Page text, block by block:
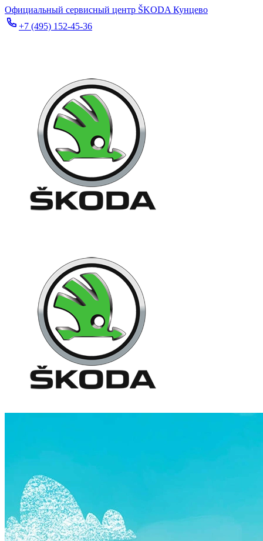
Официальный сервисный центр ŠKODA Кунцево
+7 (495) 152-45-36